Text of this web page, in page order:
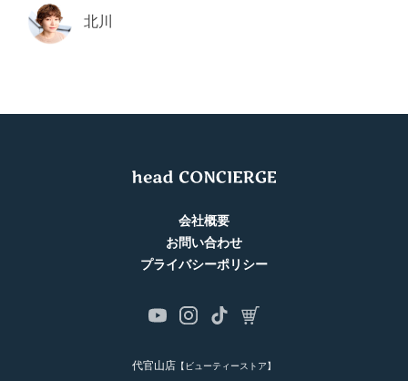
北川
会社概要
お問い合わせ
プライバシーポリシー
代官山店 【ビューティーストア】